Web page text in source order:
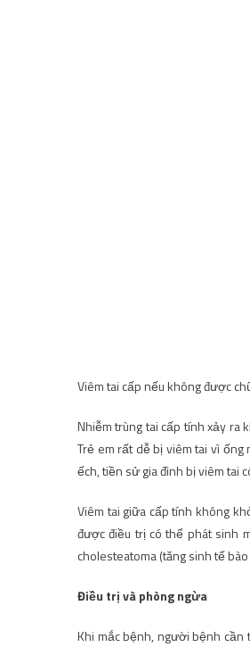
Viêm tai cấp nếu không được
Nhiễm trùng tai cấp tính xảy ra
Trẻ em rất dễ bị viêm tai vì
ếch, tiền sử gia đình bị viêm tai
Viêm tai giữa cấp tính không
được điều trị có thể phát sinh
cholesteatoma (tăng sinh tế
Điều trị và phòng ngừa
Khi mắc bệnh, người bệnh cần